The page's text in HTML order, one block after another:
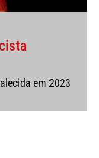
em 2023